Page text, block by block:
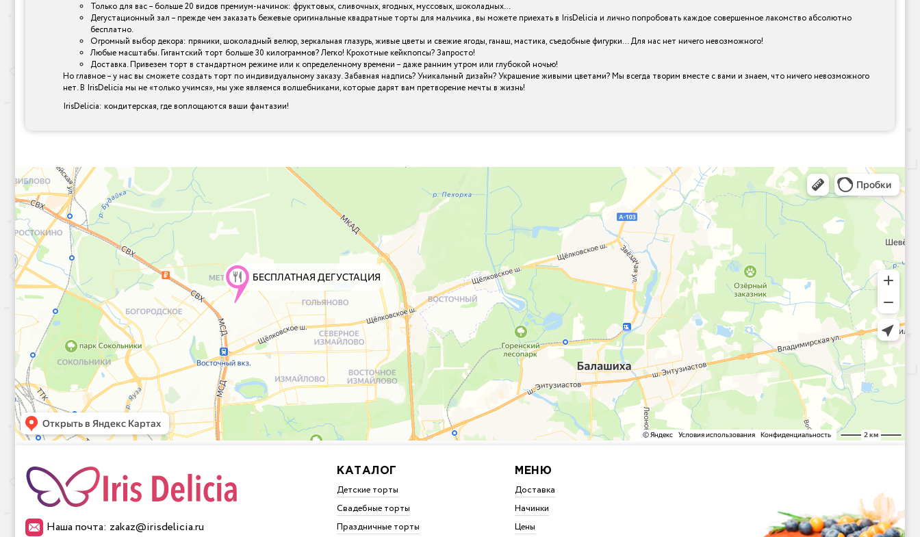
Только для вас – больше 20 видов премиум-начинок: фруктовых, сливочных, ягодных, муссовых, шоколадных…
Дегустационный зал – прежде чем заказать бежевые оригинальные квадратные торты для мальчика , вы можете приехать в IrisDelicia и лично попробовать каждое совершенное лакомство абсолютно
бесплатно.
Огромный выбор декора: пряники, шоколадный велюр, зеркальная глазурь, живые цветы и свежие ягоды, ганаш, мастика, съедобные фигурки… Для нас нет ничего невозможного!
Любые масштабы. Гигантский торт больше 30 килограммов? Легко! Крохотные кейкпопсы? Запросто!
Доставка. Привезем торт в стандартном режиме или к определенному времени – даже ранним утром или глубокой ночью!
Но главное – у нас вы сможете создать торт по индивидуальному заказу. Забавная надпись? Уникальный дизайн? Украшение живыми цветами? Мы всегда творим вместе с вами и знаем, что ничего невозможного
нет. В IrisDelicia мы не «только учимся», мы уже являемся волшебниками, которые дарят вам претворение мечты в жизнь!
IrisDelicia: кондитерская, где воплощаются ваши фантазии!
Наша почта: zakaz@irisdelicia.ru
КАТАЛОГ
Детские торты
Свадебные торты
Праздничные торты
МЕНЮ
Доставка
Начинки
Цены